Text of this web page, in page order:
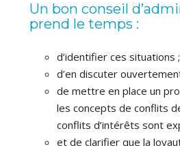
Un bon conseil
prend le temps :
d’identifier ces situations ;
d’en discuter
de mettre en place un
les concepts de conflits
conflits d’intérêts sont
et de clarifier que la